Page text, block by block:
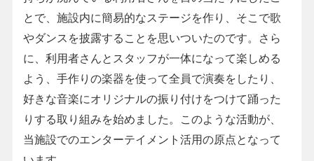
とで、施設内に簡易的なステージを作り、そこで歌
やダンスを披露することを思いついたのです。さら
に、利用者さんとスタッフが一体になって楽しめる
よう、手作りの楽器を使って全員で演奏をしたり、
好きな音楽にオリジナルの振り付けをつけて踊った
りする取り組みを始めました。このような活動が、
当施設でのエンターテイメント活用の原点となって